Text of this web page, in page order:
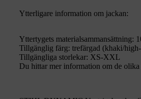
Ytterligare information om jackan:
Yttertygets materialsammansättning:
Tillgänglig färg: trefärgad (khaki/
Tillgängliga storlekar: XS-XXL
Du hittar mer information om de